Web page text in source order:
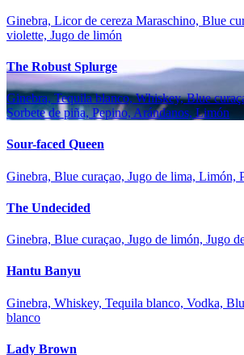
Ginebra, Licor de cereza Maraschino, Blue
violette, Jugo de limón
The Robust Splurge
Ginebra, Tequila blanco, Whiskey, Blue
Sorbete de piña, Pepino, Arándanos, Limón
Sour-faced Queen
Ginebra, Blue curaçao, Jugo de lima, Limón,
The Undecided
Ginebra, Blue curaçao, Jugo de limón, Jugo
Hantu Banyu
Ginebra, Whiskey, Tequila blanco, Vodka,
blanco
Lady Brown